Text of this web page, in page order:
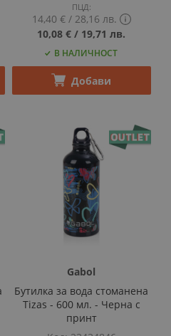
ПЦД:
14,40 € ‎/‎28,16 лв.
tooltip
10,08 € ‎/‎ 19,71 лв.
В НАЛИЧНОСТ
Добави
Gabol
Бутилка за вода стоманена
Tizas - 600 мл. - Черна с
принт